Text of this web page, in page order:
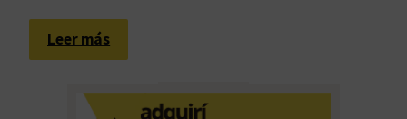
m
a
Leer más:
I